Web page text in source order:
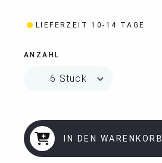
LIEFERZEIT 10-14 TAGE
ANZAHL
IN DEN WARENKORB